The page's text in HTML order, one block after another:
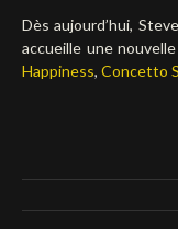
Dès aujourd’hui,
accueille une
Happiness, Concetto